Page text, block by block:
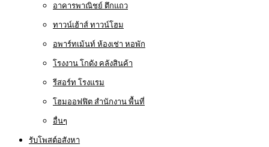
อาคารพาณิชย์ ตึกแถว
ทาวน์เฮ้าส์ ทาวน์โฮม
อพาร์ทเม้นท์ ห้องเช่า หอพัก
โรงงาน โกดัง คลังสินค้า
รีสอร์ท โรงแรม
โฮมออฟฟิต สำนักงาน พื้นที่
อื่นๆ
รับโพสต์อสังหา